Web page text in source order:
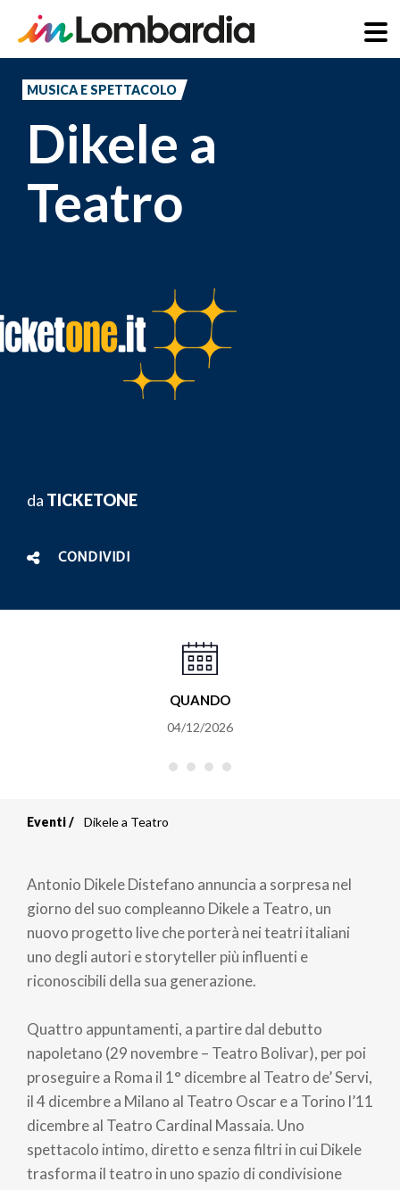
principale
MUSICA E SPETTACOLO
Dikele a
Teatro
da TICKETONE
CONDIVIDI
QUANDO
04/12/2026
di
pane
Eventi Dikele a Teatro
Antonio Dikele Distefano annuncia a sorpresa nel
giorno del suo compleanno Dikele a Teatro, un
nuovo progetto live che porterà nei teatri italiani
uno degli autori e storyteller più influenti e
riconoscibili della sua generazione.
Quattro appuntamenti, a partire dal debutto
napoletano (29 novembre – Teatro Bolivar), per poi
proseguire a Roma il 1° dicembre al Teatro de’ Servi,
il 4 dicembre a Milano al Teatro Oscar e a Torino l’11
dicembre al Teatro Cardinal Massaia. Uno
spettacolo intimo, diretto e senza filtri in cui Dikele
trasforma il teatro in uno spazio di condivisione